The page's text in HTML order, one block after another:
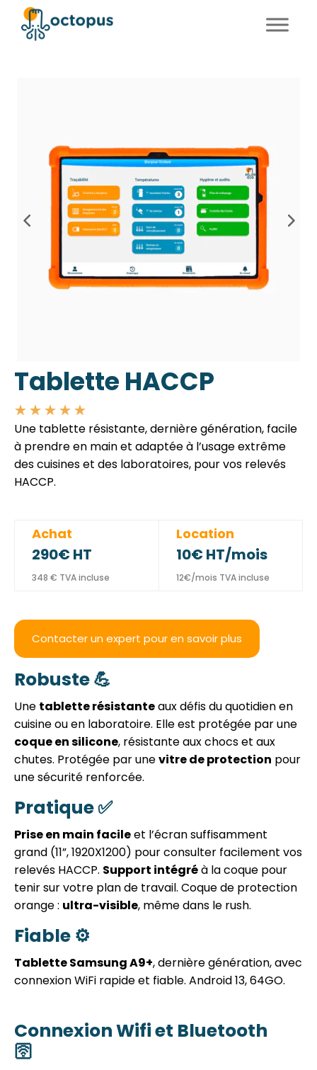
Tablette HACCP
☆☆☆☆☆
Une tablette résistante, dernière génération, facile
à prendre en main et adaptée à l’usage extrême
des cuisines et des laboratoires, pour vos relevés
HACCP.
Achat
290€HT
348 € TVA incluse
Location
10€ HT/mois
12€/mois TVA incluse
Contacter un expert pour en savoir plus
Robuste 💪
Une tablette résistanteaux défis du quotidien en
cuisine ou en laboratoire. Elle est protégée par une
coque en silicone, résistante aux chocs et aux
chutes. Protégée par unevitre de protection pour
une sécurité renforcée.
Pratique ✅
Prise en main facileet l’écran suffisamment
grand (11”, 1920X1200) pour consulter facilement vos
relevés HACCP. Support intégréà la coque pour
tenir sur votre plan de travail. Coque de protection
orange : ultra-visible, même dans le rush.
Fiable ⚙️
Tablette Samsung A9+, dernière génération, avec
connexion WiFi rapide et fiable. Android 13, 64GO.
Connexion Wifi et Bluetooth
🛜